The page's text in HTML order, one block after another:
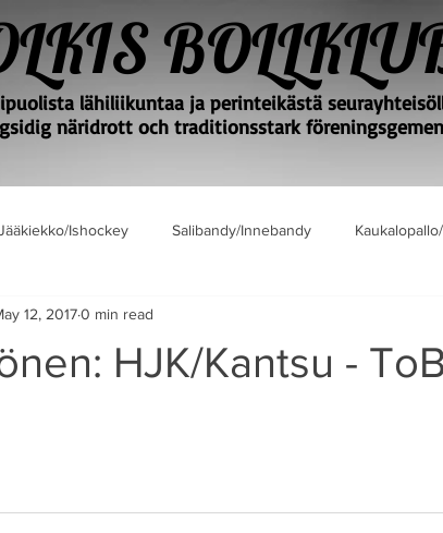
lähiliikuntaa ja perinteikästä
näridrott och traditionsstark
Ishockey Salibandy/Innebandy
HJK/Kantsu -
12, 20170 min read